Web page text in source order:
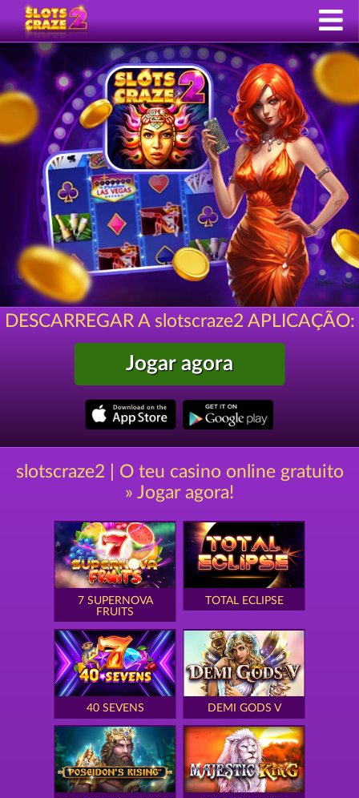
DESCARREGAR A slotscraze2 APLICAÇÃO:
Jogar agora
slotscraze2 | O teu casino online gratuito
» Jogar agora!
7 SUPERNOVA
FRUITS
TOTAL ECLIPSE
40 SEVENS DEMI GODS V